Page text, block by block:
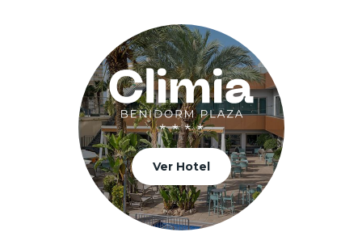
Ver Hotel